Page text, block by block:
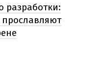
разработки:
прославляют